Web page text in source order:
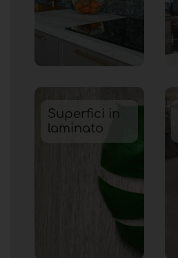
Superfici in
laminato